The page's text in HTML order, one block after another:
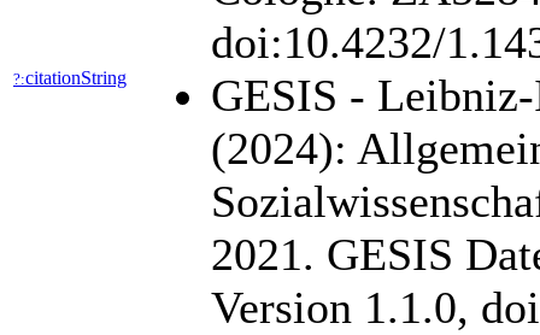
?:citationString
doi:10.4232/
GESIS -
(2024):
2021. GESIS
Version 1.1.0,